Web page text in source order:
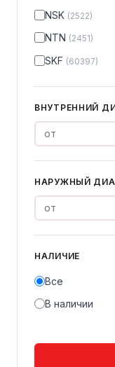
NSK (2522)
NTN (2451)
SKF (60397)
ВНУТРЕННИЙ
НАРУЖНЫЙ
НАЛИЧИЕ
Все
В наличии